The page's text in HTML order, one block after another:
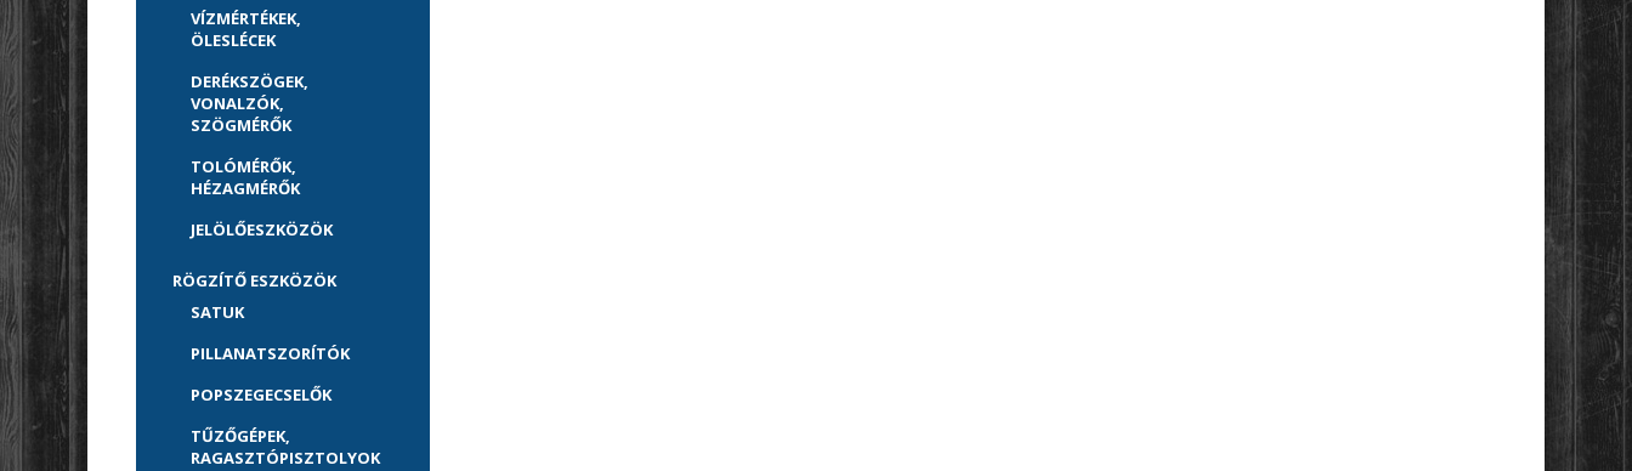
VÍZMÉRTÉKEK,
ÖLESLÉCEK
DERÉKSZÖGEK,
VONALZÓK,
SZÖGMÉRŐK
TOLÓMÉRŐK,
HÉZAGMÉRŐK
JELÖLŐESZKÖZÖK
RÖGZÍTŐ ESZKÖZÖK
SATUK
PILLANATSZORÍTÓK
POPSZEGECSELŐK
TŰZŐGÉPEK,
RAGASZTÓPISZTOLYOK